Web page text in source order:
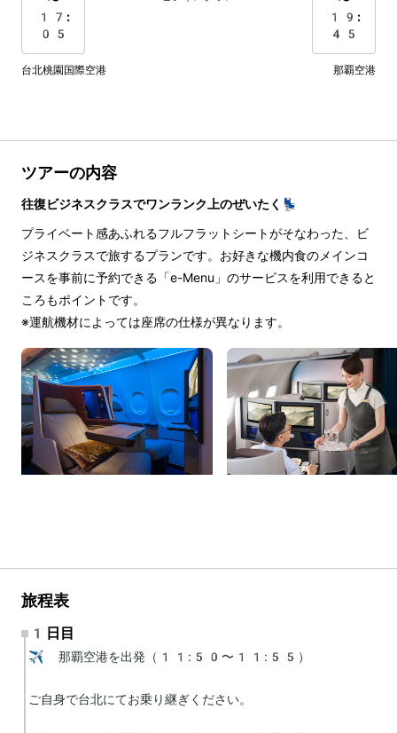
17:
05
19:
45
台北桃園国際空港 那覇空港
ツアーの内容
往復ビジネスクラスでワンランク上のぜいたく💺
プライベート感あふれるフルフラットシートがそなわった、ビ
ジネスクラスで旅するプランです。お好きな機内食のメインコ
ースを事前に予約できる「e-Menu」のサービスを利用できると
ころもポイントです。
※運航機材によっては座席の仕様が異なります。
旅程表
1日目
✈️ 那覇空港を出発（11:50〜11:55）
ご自身で台北にてお乗り継ぎください。